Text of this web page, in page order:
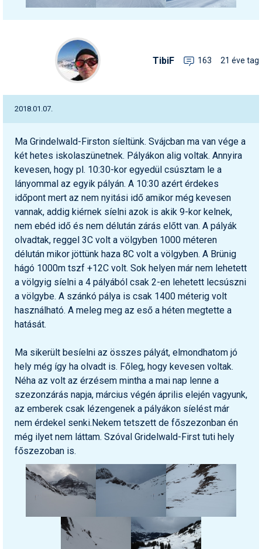
TibiF 163 21 éve tag
2018.01.07.
Ma Grindelwald-Firston síeltünk. Svájcban ma van vége a
két hetes iskolaszünetnek. Pályákon alig voltak. Annyira
kevesen, hogy pl. 10:30-kor egyedül csúsztam le a
lányommal az egyik pályán. A 10:30 azért érdekes
időpont mert az nem nyitási idő amikor még kevesen
vannak, addig kiérnek síelni azok is akik 9-kor kelnek,
nem ebéd idő és nem délután zárás előtt van. A pályák
olvadtak, reggel 3C volt a völgyben 1000 méteren
délután mikor jöttünk haza 8C volt a völgyben. A Brünig
hágó 1000m tszf +12C volt. Sok helyen már nem lehetett
a völgyig síelni a 4 pályából csak 2-en lehetett lecsúszni
a völgybe. A szánkó pálya is csak 1400 méterig volt
használható. A meleg meg az eső a héten megtette a
hatását.
Ma sikerült besíelni az összes pályát, elmondhatom jó
hely még így ha olvadt is. Főleg, hogy kevesen voltak.
Néha az volt az érzésem mintha a mai nap lenne a
szezonzárás napja, március végén április elején vagyunk,
az emberek csak lézengenek a pályákon síelést már
nem érdekel senki.Nekem tetszett de főszezonban én
még ilyet nem láttam. Szóval Gridelwald-First tuti hely
főszezoban is.